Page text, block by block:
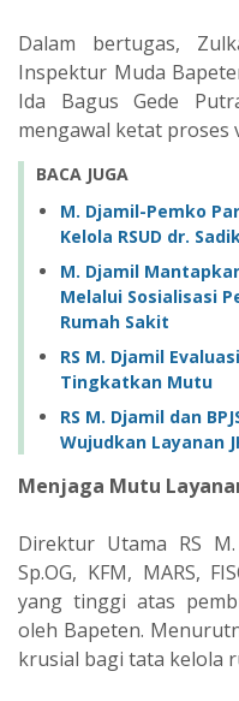
Dalam bertugas,
Inspektur Muda
Ida Bagus Gede
mengawal ketat proses
BACA JUGA
M. Djamil-Pemko
Kelola RSUD dr.
M. Djamil
Melalui Sosialisasi
Rumah Sakit
RS M. Djamil
Tingkatkan Mutu
RS M. Djamil dan
Wujudkan Layanan
Menjaga Mutu
Direktur Utama RS
Sp.OG, KFM, MARS,
yang tinggi atas
oleh Bapeten.
krusial bagi tata kelola